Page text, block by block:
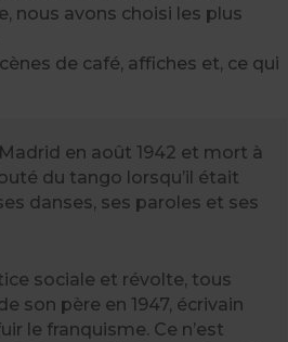
nous avons choisi les plus
de café, affiches et, ce qui
en août 1942 et mort à
du tango lorsqu’il était
danses, ses paroles et ses
sociale et révolte, tous
son père en 1947, écrivain
le franquisme. Ce n’est